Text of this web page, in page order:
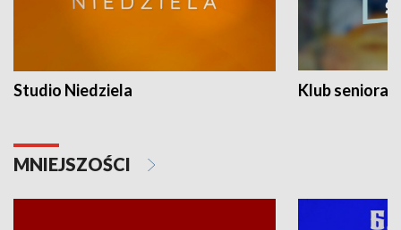
Studio Niedziela Klub seniora
MNIEJSZOŚCI